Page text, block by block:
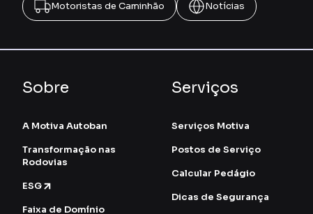
Motoristas de Caminhão Notícias
Sobre
A Motiva Autoban
Transformação nas
Rodovias
ESG
Faixa de Domínio
Serviços
Serviços Motiva
Postos de Serviço
Calcular Pedágio
Dicas de Segurança